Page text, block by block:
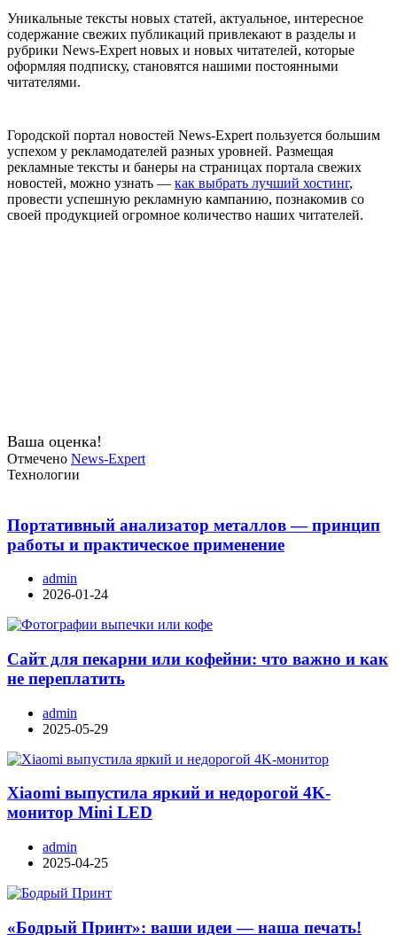
Уникальные тексты новых статей, актуальное, интересное
содержание свежих публикаций привлекают в разделы и
рубрики News-Expert новых и новых читателей, которые
оформляя подписку, становятся нашими постоянными
читателями.
Городской портал новостей News-Expert пользуется большим
успехом у рекламодателей разных уровней. Размещая
рекламные тексты и банеры на страницах портала свежих
новостей, можно узнать — как выбрать лучший хостинг,
провести успешную рекламную кампанию, познакомив со
своей продукцией огромное количество наших читателей.
Ваша оценка!
Отмечено News-Expert
Технологии
Портативный анализатор металлов — принцип
работы и практическое применение
admin
2026-01-24
Сайт для пекарни или кофейни: что важно и как
не переплатить
admin
2025-05-29
Xiaomi выпустила яркий и недорогой 4K-
монитор Mini LED
admin
2025-04-25
«Бодрый Принт»: ваши идеи — наша печать!